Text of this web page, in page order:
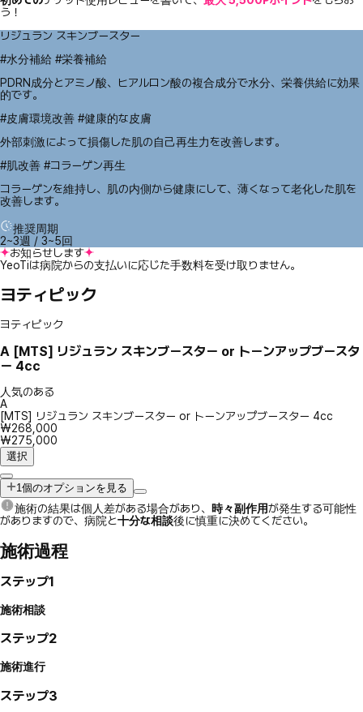
う！
リジュラン スキンブースター
#水分補給 #栄養補給
PDRN成分とアミノ酸、ヒアルロン酸の複合成分で水分、栄養供給に効果
的です。
#皮膚環境改善 #健康的な皮膚
外部刺激によって損傷した肌の自己再生力を改善します。
#肌改善 #コラーゲン再生
コラーゲンを維持し、肌の内側から健康にして、薄くなって老化した肌を
改善します。
推奨周期
2~3週 / 3~5回
お知らせします
YeoTiは病院からの支払いに応じた手数料を受け取りません。
ヨティピック
ヨティピック
A [MTS] リジュラン スキンブースター or トーンアップブースタ
ー 4cc
人気のある
A
[MTS] リジュラン スキンブースター or トーンアップブースター 4cc
₩268,000
₩275,000
選択
1個のオプションを見る
施術の結果は個人差がある場合があり、 時々副作用が発生する可能性
がありますので、病院と十分な相談後に慎重に決めてください。
施術過程
ステップ1
施術相談
ステップ2
施術進行
ステップ3